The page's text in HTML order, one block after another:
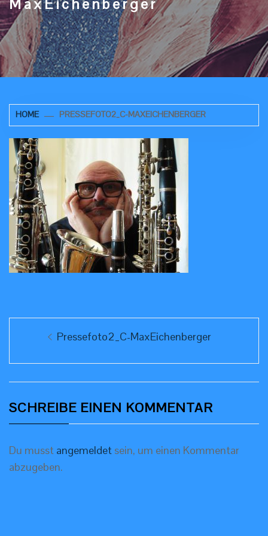
MaxEichenberger
HOME PRESSEFOTO2_C-MAXEICHENBERGER
Beitragsnavigation
Previous
Pressefoto2_C-MaxEichenberger
SCHREIBE EINEN KOMMENTAR
Du musst angemeldet sein, um einen Kommentar
abzugeben.